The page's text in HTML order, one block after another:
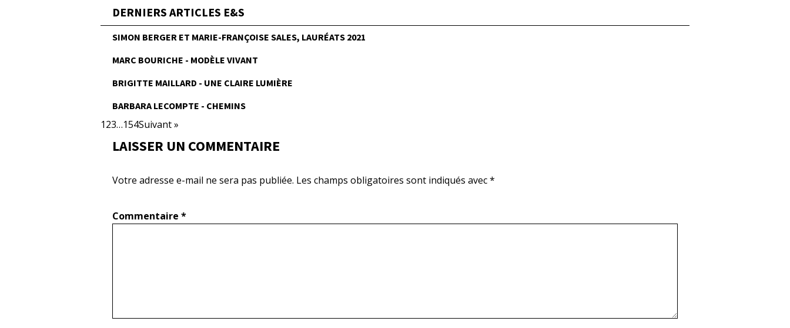
DERNIERS ARTICLES E&S
SIMON BERGER ET MARIE-FRANÇOISE SALES, LAURÉATS 2021
MARC BOURICHE - MODÈLE VIVANT
BRIGITTE MAILLARD - UNE CLAIRE LUMIÈRE
BARBARA LECOMPTE - CHEMINS
123…154Suivant »
LAISSER UN COMMENTAIRE
Votre adresse e-mail ne sera pas publiée. Les champs obligatoires sont indiqués avec*
Commentaire *